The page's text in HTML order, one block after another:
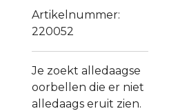
Artikelnummer:
220052
Je zoekt alledaagse
oorbellen die er niet
alledaags eruit zien.